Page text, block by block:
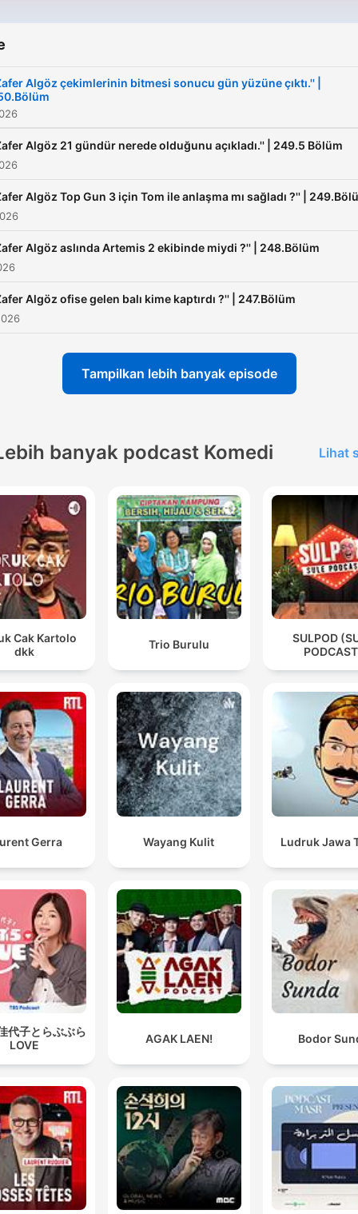
Algöz çekimlerinin bitmesi sonucu gün yüzüne çıktı.'' |
Algöz 21 gündür nerede olduğunu açıkladı.'' | 249.5 Bölüm
Algöz Top Gun 3 için Tom ile anlaşma mı sağladı ?'' |
Algöz aslında Artemis 2 ekibinde miydi ?'' | 248.Bölüm
Algöz ofise gelen balı kime kaptırdı ?'' | 247.Bölüm
Tampilkan lebih banyak episode
banyak podcast Komedi Lihat
Cak Kartolo
dkk
Trio Burulu
SULPOD
Gerra Wayang Kulit Ludruk Jawa
代子とらぶぶら
LOVE
AGAK LAEN! Bodor